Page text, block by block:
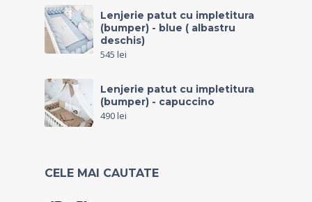
Lenjerie patut cu impletitura
(bumper) - blue ( albastru
deschis)
545 lei
Lenjerie patut cu impletitura
(bumper) - capuccino
490lei
CELE MAI CAUTATE